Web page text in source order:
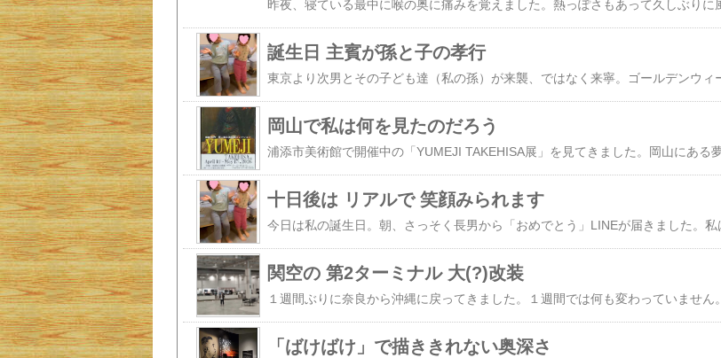
誕生日 主賓が孫と子の孝行
岡山で私は何を見たのだろう
十日後は リアルで 笑顔みられます
関空の 第2ターミナル 大(?)改装
「ばけばけ」で描ききれない奥深さ